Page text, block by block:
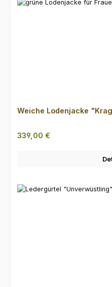
Weiche Lodenjacke
Regulärer Preis:
339,00 €